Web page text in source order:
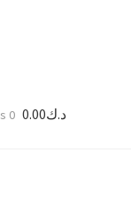
د.ك0.00
0 items